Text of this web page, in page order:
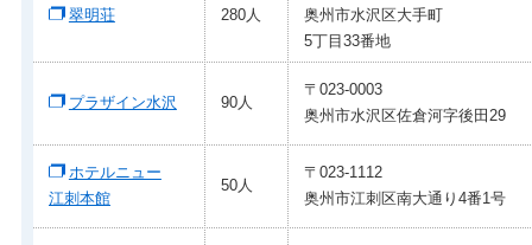
翠明荘 280人
奥州市水沢区大手町
5丁目33番地
プラザイン水沢 90人
〒023-0003
奥州市水沢区佐倉河字後田29
ホテルニュー
江刺本館
50人
〒023-1112
奥州市江刺区南大通り4番1号